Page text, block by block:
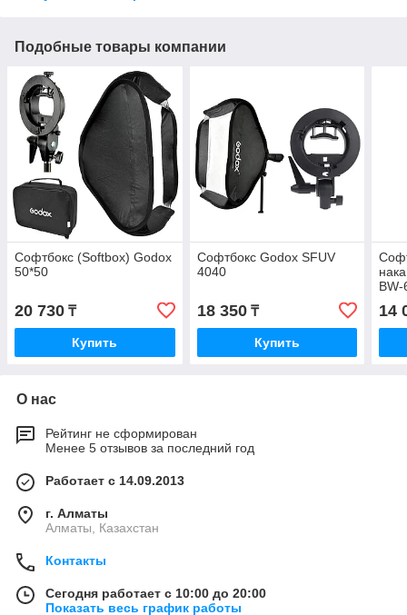
Подобные товары компании
Софтбокс (Softbox) Godox
50*50
20 730 ₸
Купить
Софтбокс Godox SFUV
4040
18 350₸
Купить
14
О нас
Рейтинг не сформирован
Менее 5 отзывов за последний год
Работает с 14.09.2013
г. Алматы
Алматы, Казахстан
Контакты
Сегодня работает с 10:00 до 20:00
Показать весь график работы